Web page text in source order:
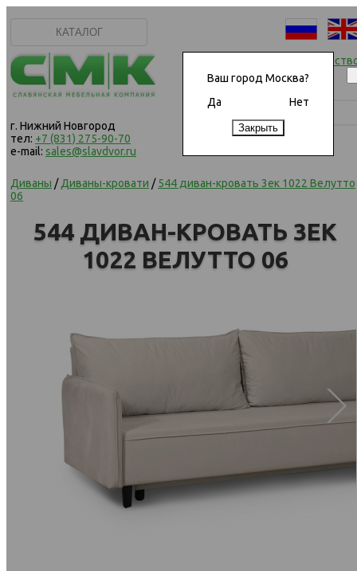
Ваш город Москва?
Да
Нет
КАТАЛОГ
г. Нижний Новгород
тел: +7 (831) 275-90-70
e-mail: sales@slavdvor.ru
Начать
Диваны /Диваны-кровати /544 диван-кровать 3ек 1022 Велутто
06
544 ДИВАН-КРОВАТЬ 3ЕК
1022 ВЕЛУТТО 06